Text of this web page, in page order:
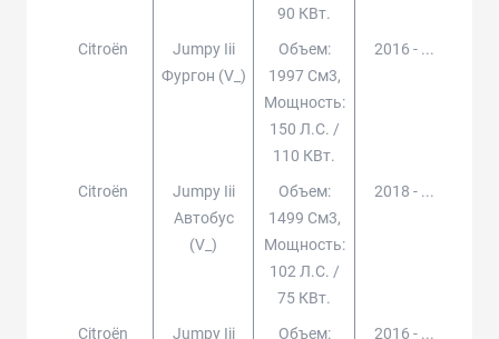
90 КВт.
Citroën
Jumpy Iii
Фургон (v_)
Объем:
1997 См3,
Мощность:
150 Л.с. /
110 КВт.
2016 - ...
Citroën
Jumpy Iii
Автобус
(v_)
Объем:
1499 См3,
Мощность:
102 Л.с. /
75 КВт.
2018 - ...
Citroën
Jumpy Iii
Объем:
2016 - ...